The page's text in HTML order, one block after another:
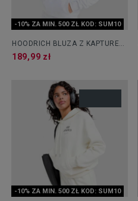
-10% ZA MIN. 500 ZŁ KOD: SUM10
HOODRICH BLUZA Z KAPTUREM
PHANTOM
189,99 zł
-10% ZA MIN. 500 ZŁ KOD: SUM10